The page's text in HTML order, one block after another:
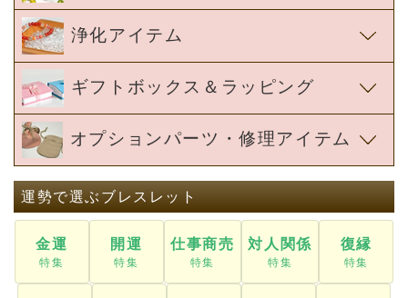
オプションパーツ・修理アイテム
運勢で選ぶブレスレット
金運 開運 仕事商売 対人関係 復縁
お守り 恋愛 縁結び
願望成就 合格祈願